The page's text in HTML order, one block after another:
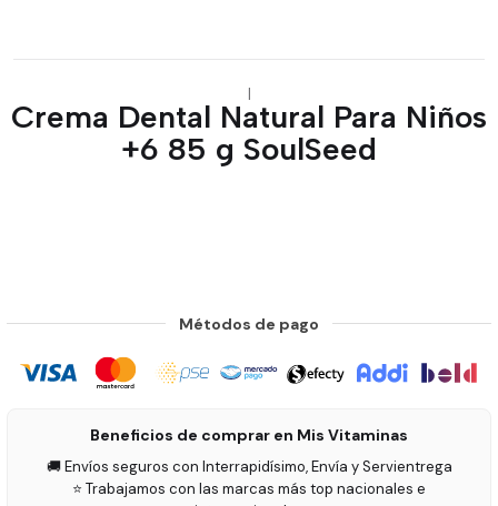
|
Crema Dental Natural Para Niños
+6 85 g SoulSeed
Métodos de pago
Beneficios de comprar en Mis Vitaminas
🚚 Envíos seguros con Interrapidísimo, Envía y Servientrega
⭐ Trabajamos con las marcas más top nacionales e